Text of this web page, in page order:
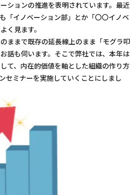
ションの推進を表明されています。最近
「イノベーション部」とか「〇〇イノベ
く見ます。
ままで既存の延長線上のまま「モグラ叩
話も伺います。そこで弊社では、本年は
て、内在的価値を軸とした組織の作り方
セミナーを実施していくことにしまし